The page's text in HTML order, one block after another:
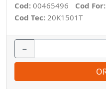
Cod: 00465496 Cod For:
Cod Tec: 20K1501T
−